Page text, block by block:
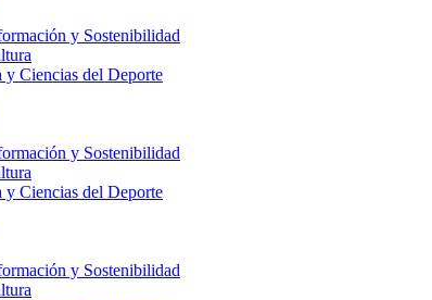
y Sostenibilidad
Ciencias del Deporte
y Sostenibilidad
Ciencias del Deporte
y Sostenibilidad